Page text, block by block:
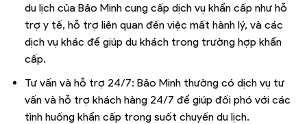
du lịch của Bảo Minh cung cấp dịch vụ khẩn cấp như hỗ
trợ y tế, hỗ trợ liên quan đến việc mất hành lý, và các
dịch vụ khác để giúp du khách trong trường hợp khẩn
cấp.
Tư vấn và hỗ trợ 24/7: Bảo Minh thường có dịch vụ tư
vấn và hỗ trợ khách hàng 24/7 để giúp đối phó với các
tình huống khẩn cấp trong suốt chuyến du lịch.